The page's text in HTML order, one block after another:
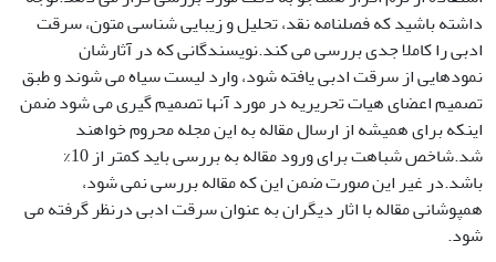
داشته باشید که فصلنامه نقد، تحلیل و زیبایی شناسی متون، سرقت
ادبی را کاملا جدی بررسی می کند.نویسندگانی که در آثارشان
نمودهایی از سرقت ادبی یافته شود، وارد لیست سیاه می شوند و طبق
تصمیم اعضای هیات تحریریه در مورد آنها تصمیم گیری می شود ضمن
اینکه برای همیشه از ارسال مقاله به این مجله محروم خواهند
شد.شاخص شباهت برای ورود مقاله به بررسی باید کمتر از 10%
باشد.در غیر این صورت ضمن این که مقاله بررسی نمی شود،
همپوشانی مقاله با اثار دیگران به عنوان سرقت ادبی درنظر گرفته می
شود.